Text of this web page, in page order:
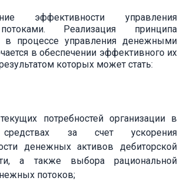
эффективности управления
Реализация принципа
в процессе управления денежными
в обеспечении эффективного их
которых может стать:
потребностей организации в
за счет ускорения
денежных активов дебиторской
а также выбора рациональной
потоков;